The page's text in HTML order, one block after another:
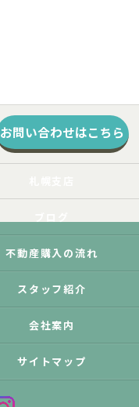
お問い合わせはこちら
不動産購入の流れ
スタッフ紹介
会社案内
サイトマップ